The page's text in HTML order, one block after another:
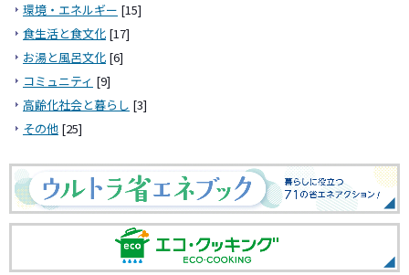
環境・エネルギー [15]
食生活と食文化 [17]
お湯と風呂文化 [6]
コミュニティ [9]
高齢化社会と暮らし [3]
その他 [25]